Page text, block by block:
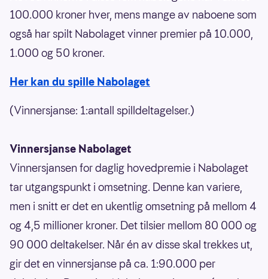
100.000 kroner hver, mens mange av naboene som
også har spilt Nabolaget vinner premier på 10.000,
1.000 og 50 kroner.
Her kan du spille Nabolaget
(Vinnersjanse: 1:antall spilldeltagelser.)
Vinnersjanse Nabolaget
Vinnersjansen for daglig hovedpremie i Nabolaget
tar utgangspunkt i omsetning. Denne kan variere,
men i snitt er det en ukentlig omsetning på mellom 4
og 4,5 millioner kroner. Det tilsier mellom 80 000 og
90 000 deltakelser. Når én av disse skal trekkes ut,
gir det en vinnersjanse på ca. 1:90.000 per